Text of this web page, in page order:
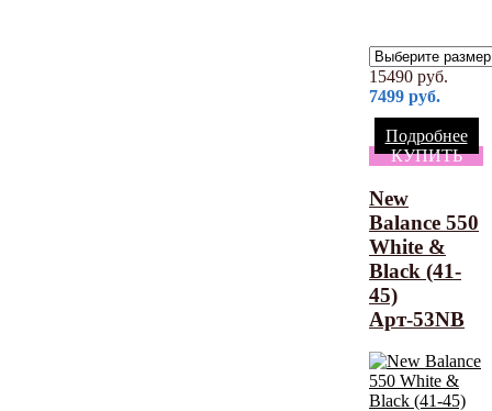
15490 руб.
7499 руб.
Подробнее
КУПИТЬ
New
Balance 550
White &
Black (41-
45)
Арт-53NB